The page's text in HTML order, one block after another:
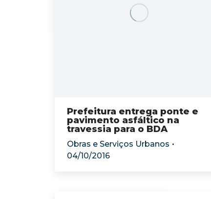
Prefeitura entrega ponte e
pavimento asfáltico na
travessia para o BDA
Obras e Serviços Urbanos
04/10/2016